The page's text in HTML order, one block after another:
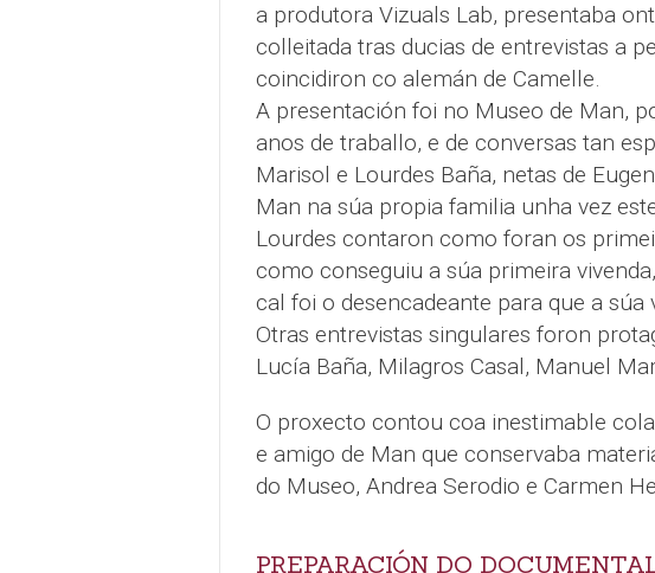
a produtora Vizuals Lab, presentaba
colleitada tras ducias de entrevistas a
coincidiron co alemán de Camelle.
A presentación foi no Museo de Man,
anos de traballo, e de conversas tan
Marisol e Lourdes Baña, netas de
Man na súa propia familia unha vez
Lourdes contaron como foran os
como conseguiu a súa primeira
cal foi o desencadeante para que a
Otras entrevistas singulares foron
Lucía Baña, Milagros Casal, Manuel
O proxecto contou coa inestimable
e amigo de Man que conservaba
do Museo, Andrea Serodio e Carmen
PREPARACIÓN DO